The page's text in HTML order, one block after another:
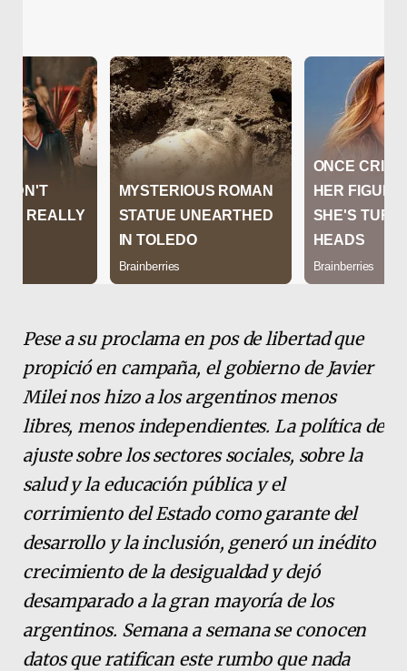
Pese a su proclama en pos de libertad que
propició en campaña, el gobierno de Javier
Milei nos hizo a los argentinos menos
libres, menos independientes. La política de
ajuste sobre los sectores sociales, sobre la
salud y la educación pública y el
corrimiento del Estado como garante del
desarrollo y la inclusión, generó un inédito
crecimiento de la desigualdad y dejó
desamparado a la gran mayoría de los
argentinos. Semana a semana se conocen
datos que ratifican este rumbo que nada